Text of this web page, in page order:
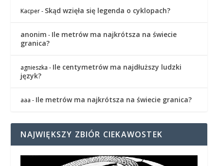
Kacper- Skąd wzięła się legenda o cyklopach?
anonim - Ile metrów ma najkrótsza na świecie
granica?
agnieszka - Ile centymetrów ma najdłuższy ludzki
język?
aaa - Ile metrów ma najkrótsza na świecie granica?
NAJWIĘKSZY ZBIÓR CIEKAWOSTEK